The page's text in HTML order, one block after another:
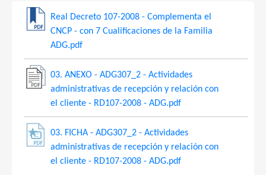
Real Decreto 107-2008 - Complementa el
CNCP - con 7 Cualificaciones de la Familia
ADG.pdf
03. ANEXO - ADG307_2 - Actividades
administrativas de recepción y relación con
el cliente - RD107-2008 - ADG.pdf
03. FICHA - ADG307_2 - Actividades
administrativas de recepción y relación con
el cliente - RD107-2008 - ADG.pdf